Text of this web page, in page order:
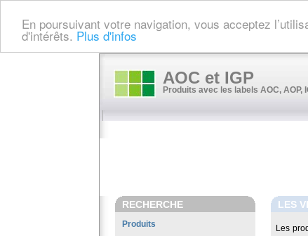
En poursuivant votre navigation, vous acceptez
d'intérêts. Plus d'infos
AOC et IGP
Produits avec les labels AOC, AOP,
RECHERCHE
Produits
LES
Les